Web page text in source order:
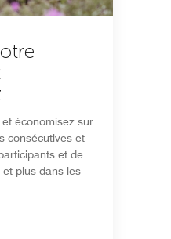
économisez sur
consécutives et
et de
plus dans les